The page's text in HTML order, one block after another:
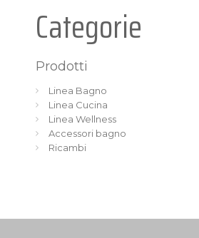
Categorie
Prodotti
Linea Bagno
Linea Cucina
Linea Wellness
Accessori bagno
Ricambi